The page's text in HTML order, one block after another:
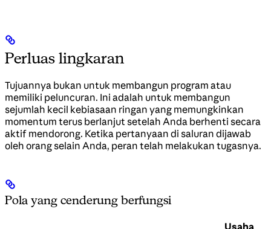
Perluas lingkaran
Tujuannya bukan untuk membangun program atau
memiliki peluncuran. Ini adalah untuk membangun
sejumlah kecil kebiasaan ringan yang memungkinkan
momentum terus berlanjut setelah Anda berhenti secara
aktif mendorong. Ketika pertanyaan di saluran dijawab
oleh orang selain Anda, peran telah melakukan tugasnya.
Pola yang cenderung berfungsi
Usaha